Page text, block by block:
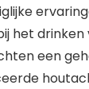
het drinken
een